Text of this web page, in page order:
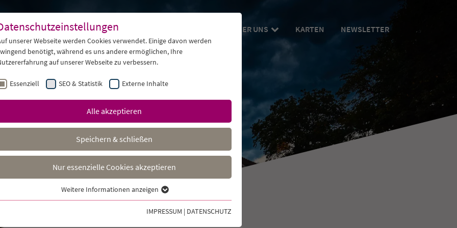
ROSSLAU SPIELPLAN ÜBER UNS KARTEN NEWSLETTER
unserer Webseite werden Cookies verwendet. Einige davon werden
benötigt, während es uns andere ermöglichen, Ihre
auf unserer Webseite zu verbessern.
Essenziell SEO & Statistik Externe Inhalte
Alle akzeptieren
Speichern & schließen
Nur essenzielle Cookies akzeptieren
Essenzielle Cookies werden für grundlegende Funktionen der Webseite
benötigt. Dadurch ist gewährleistet, dass die Webseite einwandfrei
Weitere Informationen anzeigen
IMPRESSUM | DATENSCHUTZ